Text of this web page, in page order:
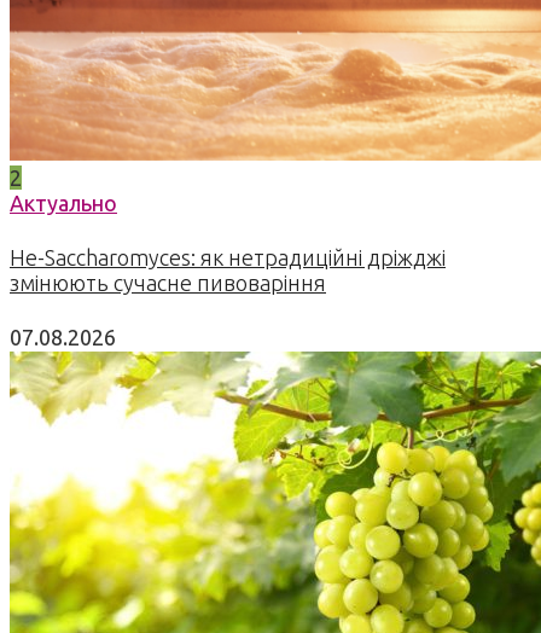
2
Актуально
Не-Saccharomyces: як нетрадиційні дріжджі
змінюють сучасне пивоваріння
07.08.2026